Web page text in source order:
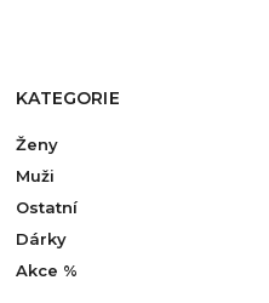
KATEGORIE
Ženy
Muži
Ostatní
Dárky
Akce %